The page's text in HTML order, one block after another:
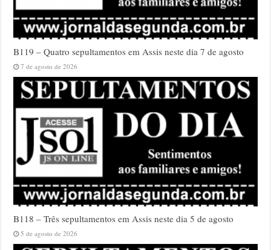
B119 – Quatro sepultamentos em Assis neste dia 7 de agosto
7 de agosto de 2026
B118 – Três sepultamentos em Assis neste dia 5 de agosto
5 de agosto de 2026